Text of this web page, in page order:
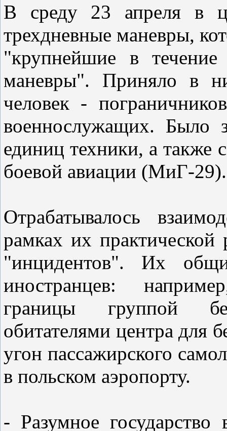
В среду 23 апреля в
трехдневные маневры,
"крупнейшие в
маневры". Приняло в
человек -
военнослужащих. Было
единиц техники, а также
боевой авиации (МиГ-29).
Отрабатывалось
рамках их
"инцидентов". Их
иностранцев:
границы группой
обитателями центра для
угон пассажирского
в польском аэропорту.
- Разумное